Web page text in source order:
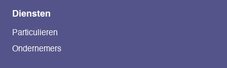
Diensten
Particulieren
Ondernemers